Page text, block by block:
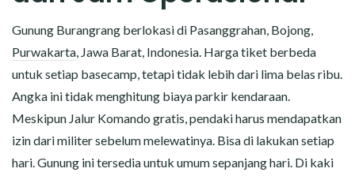
Gunung Burangrang berlokasi di Pasanggrahan, Bojong,
Purwakarta, Jawa Barat, Indonesia. Harga tiket berbeda
untuk setiap basecamp, tetapi tidak lebih dari lima belas ribu.
Angka ini tidak menghitung biaya parkir kendaraan.
Meskipun Jalur Komando gratis, pendaki harus mendapatkan
izin dari militer sebelum melewatinya. Bisa di lakukan setiap
hari. Gunung ini tersedia untuk umum sepanjang hari. Di kaki